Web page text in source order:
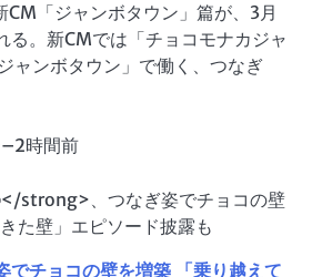
CM「ジャンボタウン」篇が、3月
る。新CMでは「チョコモナカジャ
ャンボタウン」で働く、つなぎ
–2時間前
strong>、つなぎ姿でチョコの壁
た壁」エピソード披露も
でチョコの壁を増築 「乗り越えて